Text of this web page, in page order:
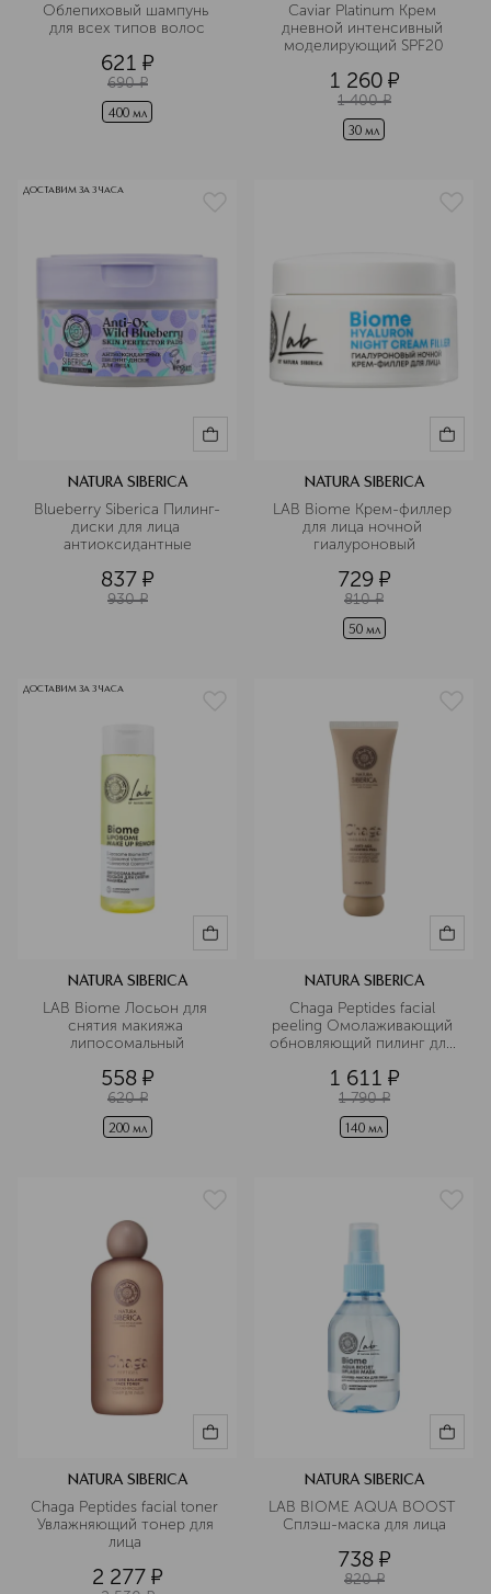
Облепиховый шампунь
для всех типов волос
621 ¤
690 ¤
400 мл
Caviar Platinum Крем
дневной интенсивный
моделирующий SPF20
1 260 ¤
1 400 ¤
30 мл
ДОСТАВИМ ЗА 3 ЧАСА
NATURA SIBERICA
Blueberry Siberica Пилинг-
диски для лица
антиоксидантные
837 ¤
930 ¤
NATURA SIBERICA
LAB Biome Крем-филлер
для лица ночной
гиалуроновый
729 ¤
810 ¤
50 мл
ДОСТАВИМ ЗА 3 ЧАСА
NATURA SIBERICA
LAB Biome Лосьон для
снятия макияжа
липосомальный
558 ¤
620 ¤
200 мл
NATURA SIBERICA
Chaga Peptides facial
peeling Омолаживающий
обновляющий пилинг для
1 611 ¤
1 790 ¤
140 мл
NATURA SIBERICA
Chaga Peptides facial toner
Увлажняющий тонер для
2 277 ¤
NATURA SIBERICA
LAB BIOME AQUA BOOST
Сплэш-маска для лица
738 ¤
820 ¤